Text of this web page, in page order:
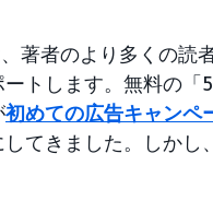
著者のより多くの読
ートします。無料の
初めての広告キャンペ
してきました。しか